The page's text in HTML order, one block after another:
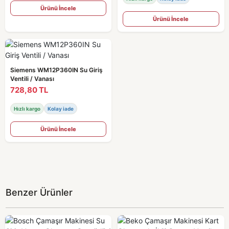
Ürünü İncele
Ürünü İncele
Siemens WM12P360IN Su Giriş
Ventili / Vanası
728,80 TL
Hızlı kargo Kolay iade
Ürünü İncele
Benzer Ürünler